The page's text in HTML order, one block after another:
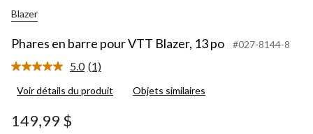
Blazer
Phares en barre pour VTT Blazer, 13 po #027-8144-8
5.0 Lire
commentaire.
(1)
Voir détails du produit Objets similaires
149,99 $